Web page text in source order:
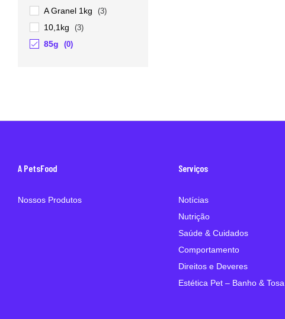
A Granel 1kg (3)
10,1kg (3)
85g (0)
A PetsFood
Nossos Produtos
Serviços
Notícias
Nutrição
Saúde & Cuidados
Comportamento
Direitos e Deveres
Estética Pet – Banho & Tosa